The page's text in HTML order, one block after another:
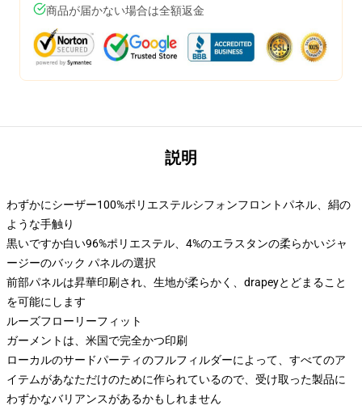
商品が届かない場合は全額返金
説明
わずかにシーザー100%ポリエステルシフォンフロントパネル、絹の
ような手触り
黒いですか白い96%ポリエステル、4%のエラスタンの柔らかいジャ
ージーのバック パネルの選択
前部パネルは昇華印刷され、生地が柔らかく、drapeyとどまること
を可能にします
ルーズフローリーフィット
ガーメントは、米国で完全かつ印刷
ローカルのサードパーティのフルフィルダーによって、すべてのア
イテムがあなただけのために作られているので、受け取った製品に
わずかなバリアンスがあるかもしれません